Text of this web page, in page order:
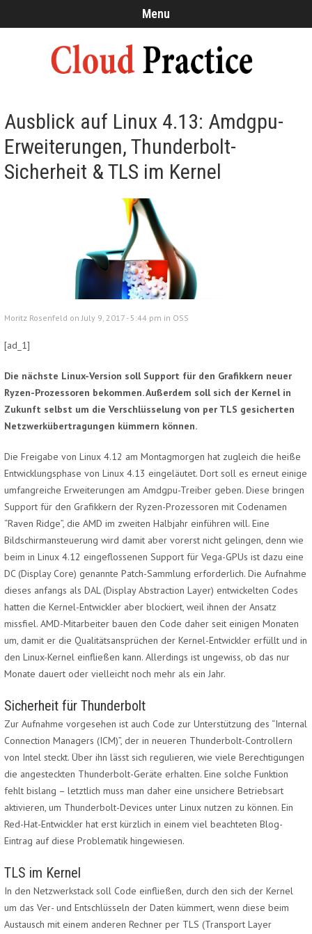
Menu
Ausblick auf Linux 4.13: Amdgpu-
Erweiterungen, Thunderbolt-
Sicherheit & TLS im Kernel
Moritz Rosenfeld on July 9, 2017 - 5:44 pm in OSS
[ad_1]
Die nächste Linux-Version soll Support für den Grafikkern neuer
Ryzen-Prozessoren bekommen. Außerdem soll sich der Kernel in
Zukunft selbst um die Verschlüsselung von per TLS gesicherten
Netzwerkübertragungen kümmern können.
Die Freigabe von Linux 4.12 am Montagmorgen hat zugleich die heiße
Entwicklungsphase von Linux 4.13 eingeläutet. Dort soll es erneut einige
umfangreiche Erweiterungen am Amdgpu-Treiber geben. Diese bringen
Support für den Grafikkern der Ryzen-Prozessoren mit Codenamen
“Raven Ridge”, die AMD im zweiten Halbjahr einführen will. Eine
Bildschirmansteuerung wird damit aber vorerst nicht gelingen, denn wie
beim in Linux 4.12 eingeflossenen Support für Vega-GPUs ist dazu eine
DC (Display Core) genannte Patch-Sammlung erforderlich. Die Aufnahme
dieses anfangs als DAL (Display Abstraction Layer) entwickelten Codes
hatten die Kernel-Entwickler aber blockiert, weil ihnen der Ansatz
missfiel. AMD-Mitarbeiter bauen den Code daher seit einigen Monaten
um, damit er die Qualitätsansprüchen der Kernel-Entwickler erfüllt und in
den Linux-Kernel einfließen kann. Allerdings ist ungewiss, ob das nur
Monate dauert oder vielleicht noch mehr als ein Jahr.
Sicherheit für Thunderbolt
Zur Aufnahme vorgesehen ist auch Code zur Unterstützung des “Internal
Connection Managers (ICM)”, der in neueren Thunderbolt-Controllern
von Intel steckt. Über ihn lässt sich regulieren, wie viele Berechtigungen
die angesteckten Thunderbolt-Geräte erhalten. Eine solche Funktion
fehlt bislang – letztlich muss man daher eine unsichere Betriebsart
aktivieren, um Thunderbolt-Devices unter Linux nutzen zu können. Ein
Red-Hat-Entwickler hat erst kürzlich in einem viel beachteten Blog-
Eintrag auf diese Problematik hingewiesen.
TLS im Kernel
In den Netzwerkstack soll Code einfließen, durch den sich der Kernel
um das Ver- und Entschlüsseln der Daten kümmert, wenn diese beim
Austausch mit einem anderen Rechner per TLS (Transport Layer